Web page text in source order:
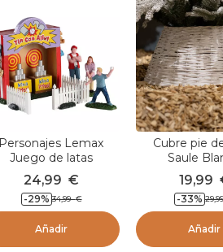
Personajes Lemax
Juego de latas
24,99 €
-29% 34,99 €
Añadir
Cubre pie
Saule
19,99
-33% 29,99
Añadir